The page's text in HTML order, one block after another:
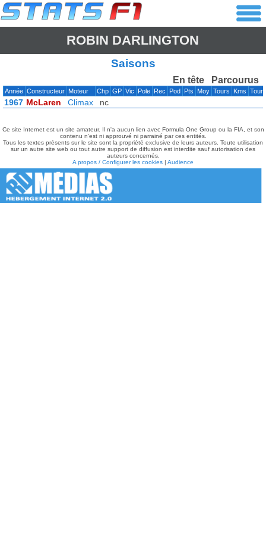
ROBIN DARLINGTON
Saisons
En tête Parcourus
Année Constructeur Moteur Chp GP Vic Pole Rec Pod Pts Moy Tours Kms
1967 McLaren Climax nc
Ce site Internet est un site amateur. Il n'a aucun lien avec Formula One Group ou la FIA, et son
contenu n'est ni approuvé ni parrainé par ces entités.
Tous les textes présents sur le site sont la propriété exclusive de leurs auteurs. Toute utilisation
sur un autre site web ou tout autre support de diffusion est interdite sauf autorisation des
auteurs concernés.
A propos / Configurer les cookies | Audience